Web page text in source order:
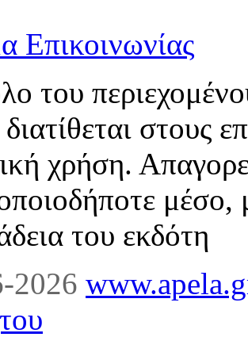
Επικοινωνίας
του
στους
χρήση.
μέσο,
του εκδότη
2026